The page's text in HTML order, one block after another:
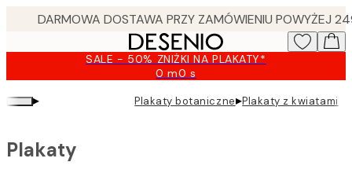
SALE - 50% ZNIŻKI NA PLAKATY*
0 m0 s
Ważny
do:
2026-
▸ Plakaty botaniczne▸Plakaty z kwiatami
Plakaty